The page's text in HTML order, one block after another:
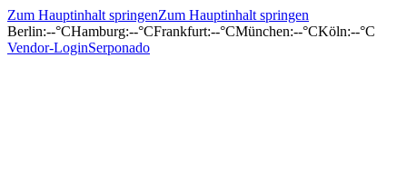
Zum Hauptinhalt springenZum Hauptinhalt springen
Berlin:--°CHamburg:--°CFrankfurt:--°CMünchen:--°CKöln:--°C
Vendor-LoginSerponado